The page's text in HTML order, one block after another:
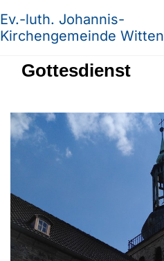
Ev.-luth. Johannis-
Kirchengemeinde Witten
Gottesdienst